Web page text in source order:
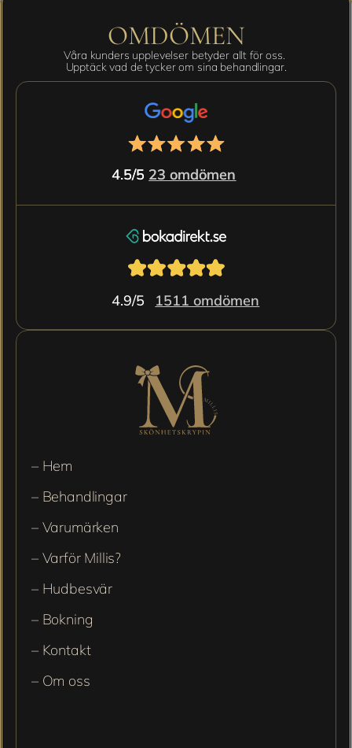
– Hem
– Behandlingar
– Varumärken
– Varför Millis?
– Hudbesvär
– Bokning
– Kontakt
– Om oss
OMDÖMEN
Våra kunders upplevelser betyder allt för oss.
Upptäck vad de tycker om sina behandlingar.
4.5/5 23 omdömen
4.5/5 23 omdömen
1511 omdömen
4.9/5